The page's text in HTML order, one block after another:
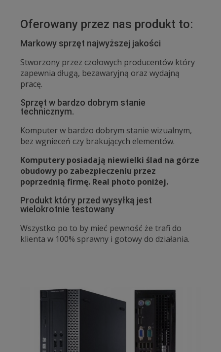
Oferowany przez nas produkt to:
Markowy sprzęt najwyższej jakości
Stworzony przez czołowych producentów który
zapewnia długą, bezawaryjną oraz wydajną
pracę.
Sprzęt w bardzo dobrym stanie
technicznym.
Komputer w bardzo dobrym stanie wizualnym,
bez wgnieceń czy brakujących elementów.
Komputery posiadają niewielki ślad na górze
obudowy po zabezpieczeniu przez
poprzednią firmę. Real photo poniżej.
Produkt który przed wysyłką jest
wielokrotnie testowany
Wszystko po to by mieć pewność że trafi do
klienta w 100% sprawny i gotowy do działania.